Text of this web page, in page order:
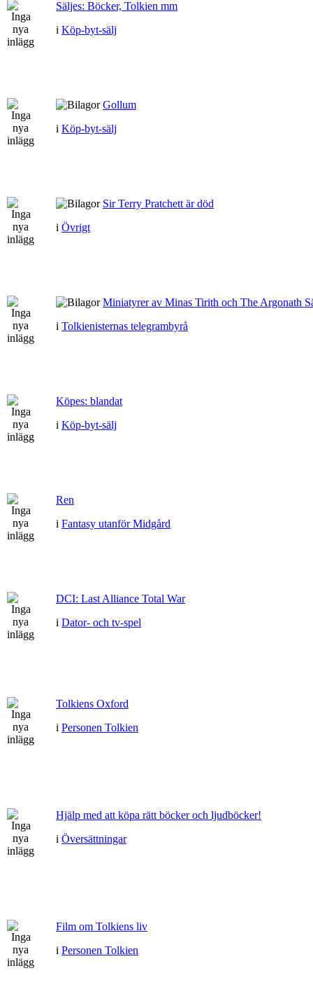
Säljes: Böcker, Tolkien mm
i Köp-byt-sälj
Gollum
i Köp-byt-sälj
Sir Terry Pratchett är död
i Övrigt
Miniatyrer av Minas Tirith och The Argonath
i Tolkienisternas telegrambyrå
Köpes: blandat
i Köp-byt-sälj
Ren
i Fantasy utanför Midgård
DCI: Last Alliance Total War
i Dator- och tv-spel
Tolkiens Oxford
i Personen Tolkien
Hjälp med att köpa rätt böcker och ljudböcker!
i Översättningar
Film om Tolkiens liv
i Personen Tolkien